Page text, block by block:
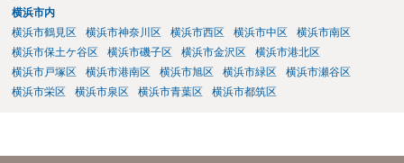
横浜市内
横浜市鶴見区
横浜市神奈川区 横浜市西区 横浜市中区
横浜市南区
横浜市保土ケ谷区
横浜市磯子区 横浜市金沢区
横浜市港北区
横浜市戸塚区
横浜市港南区 横浜市旭区 横浜市緑区
横浜市瀬谷区
横浜市栄区
横浜市泉区 横浜市青葉区 横浜市都筑区